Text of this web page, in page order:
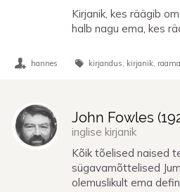
Kirjanik, kes räägib
halb nagu ema, kes
hannes kirjandus kirjanik
John Fowles (
inglise kirjanik
Kõik tõelised naised
sügavamõttelised
olemuslikult ema